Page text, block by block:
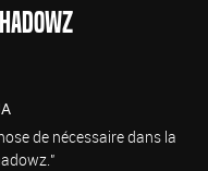
de nécessaire dans la